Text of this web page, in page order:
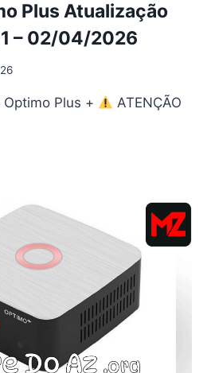
Plus Atualização
– 02/04/2026
Plus +
ATENÇÃO